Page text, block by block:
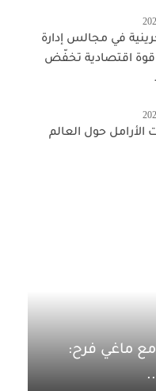
في مجالس إدارة
اقتصادية تخفّض
الأرامل حول العالم
مفاجآت أغسطس 2026 مع ماغي فرح: